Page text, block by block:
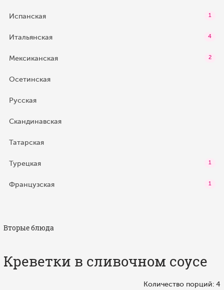
Испанская 1
Итальянская 4
Мексиканская 2
Осетинская
Русская
Скандинавская
Татарская
Турецкая 1
Французская 1
Вторые блюда
Креветки в сливочном соусе
Количество порций: 4